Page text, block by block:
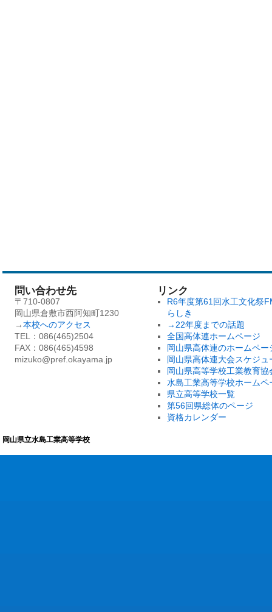
問い合わせ先
〒710-0807
岡山県倉敷市西阿知町1230
→本校へのアクセス
TEL：086(465)2504
FAX：086(465)4598
mizuko@pref.okayama.jp
リンク
R6年度第61回水工文化祭
らしき
→22年度までの話題
全国高体連ホームページ
岡山県高体連のホームペー
岡山県高体連大会スケジュ
岡山県高等学校工業教育協
水島工業高等学校ホームペ
県立高等学校一覧
第56回県総体のページ
資格カレンダー
岡山県立水島工業高等学校